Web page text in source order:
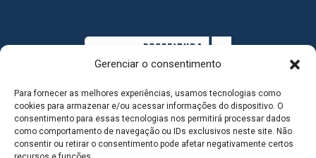
Gerenciar o consentimento
Para fornecer as melhores experiências, usamos tecnologias como
cookies para armazenar e/ou acessar informações do dispositivo. O
consentimento para essas tecnologias nos permitirá processar dados
como comportamento de navegação ou IDs exclusivos neste site. Não
consentir ou retirar o consentimento pode afetar negativamente certos
MAPA DO SITE